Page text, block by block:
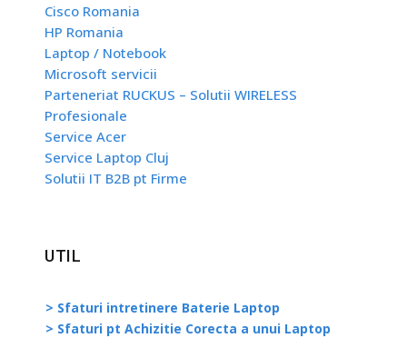
Cisco Romania
HP Romania
Laptop / Notebook
Microsoft servicii
Parteneriat RUCKUS – Solutii WIRELESS
Profesionale
Service Acer
Service Laptop Cluj
Solutii IT B2B pt Firme
UTIL
> Sfaturi intretinere Baterie Laptop
> Sfaturi pt Achizitie Corecta a unui Laptop